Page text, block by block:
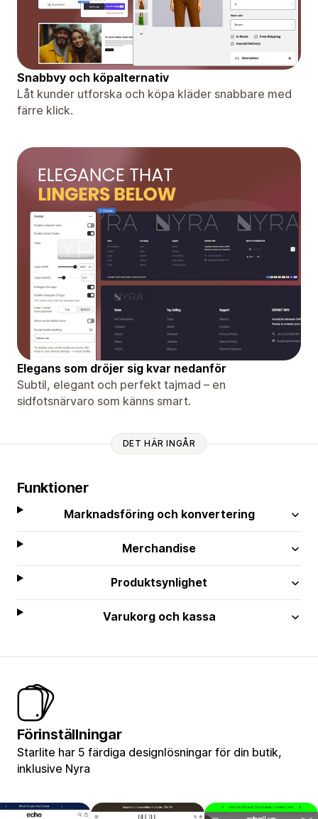
Snabbvy och köpalternativ
Låt kunder utforska och köpa kläder snabbare med
färre klick.
Elegans som dröjer sig kvar nedanför
Subtil, elegant och perfekt tajmad – en
sidfotsnärvaro som känns smart.
DET HÄR INGÅR
Funktioner
Marknadsföring och konvertering
Merchandise
Produktsynlighet
Varukorg och kassa
Förinställningar
Starlite har 5 färdiga designlösningar för din butik,
inklusive Nyra